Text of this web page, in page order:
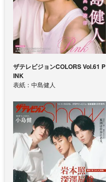
ザテレビジョンCOLORS Vol.61 P
INK
表紙：中島健人